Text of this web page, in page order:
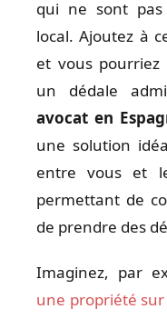
qui ne sont pas
local. Ajoutez à
et vous
un dédale
avocat en
une solution
entre vous et
permettant de
de prendre des
Imaginez, par
une propriété sur